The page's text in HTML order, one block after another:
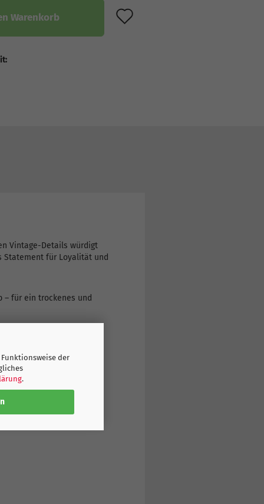
der
.
Warenkorb
Vintage-Details würdigt
Statement für Loyalität und
– für ein trockenes und